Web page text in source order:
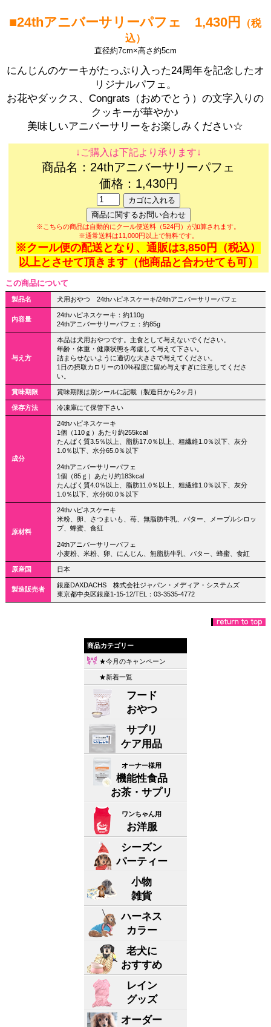
■24thアニバーサリーパフェ 1,430円
（税
込）
直径約7cm×高さ約5cm
にんじんのケーキがたっぷり入った24周年を記念したオ
リジナルパフェ。
お花やダックス、Congrats（おめでとう）の文字入りの
クッキーが華やか♪
美味しいアニバーサリーをお楽しみください☆
↓ご購入は下記より承ります↓
商品名：24thアニバーサリーパフェ
価格：1,430円
※こちらの商品は自動的にクール便送料（524円）が加算されます。
※通常送料は11,000円以上で無料です。
※クール便の配送となり、通販は3,850円（税込）
以上とさせて頂きます（他商品と合わせても可）
この商品について
製品名 犬用おやつ 24thハピネスケーキ/24thアニバーサリーパフェ
内容量
24thハピネスケーキ：約110g
24thアニバーサリーパフェ：約85g
与え方
本品は犬用おやつです。主食として与えないでください。
年齢・体重・健康状態を考慮して与えて下さい。
詰まらせないように適切な大きさで与えてください。
1日の摂取カロリーの10%程度に留め与えすぎに注意してくださ
い。
賞味期限 賞味期限は別シールに記載（製造日から2ヶ月）
保存方法 冷凍庫にて保管下さい
成分
24thハピネスケーキ
1個（110ｇ）あたり約255kcal
たんぱく質3.5％以上、脂肪17.0％以上、粗繊維1.0％以下、灰分
1.0％以下、水分65.0％以下
24thアニバーサリーパフェ
1個（85ｇ）あたり約183kcal
たんぱく質4.0％以上、脂肪11.0％以上、粗繊維1.0％以下、灰分
1.0％以下、水分60.0％以下
原材料
24thハピネスケーキ
米粉、卵、さつまいも、苺、無脂肪牛乳、バター、メープルシロッ
プ、蜂蜜、食紅
24thアニバーサリーパフェ
小麦粉、米粉、卵、にんじん、無脂肪牛乳、バター、蜂蜜、食紅
原産国 日本
製造販売者
銀座DAXDACHS 株式会社ジャパン・メディア・システムズ
東京都中央区銀座1-15-12/TEL：03-3535-4772
商品カテゴリー
★今月のキャンペーン
★新着一覧
フード
おやつ
サプリ
ケア用品
オーナー様用
機能性食品
お茶・サプリ
ワンちゃん用
お洋服
シーズン
パーティー
小物
雑貨
ハーネス
カラー
老犬に
おすすめ
レイン
グッズ
オーダー